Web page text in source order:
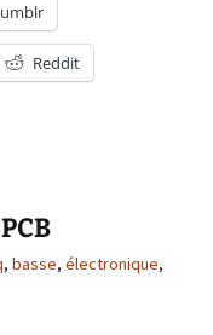
Reddit
, basse, électronique,